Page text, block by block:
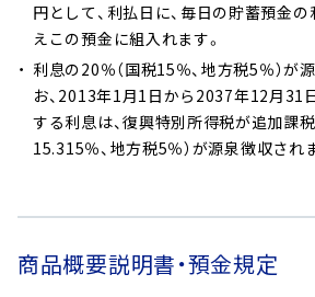
ます。
デビットカードのキャッシュバッ
円として、利払日に、毎日の貯蓄預金
えこの預金に組入れます。
利息の20％（国税15％、地方税5％）が
お、2013年1月1日から2037年12月31
する利息は、復興特別所得税が追加課
15.315％、地方税5％）が源泉徴収され
商品概要説明書・預金規定